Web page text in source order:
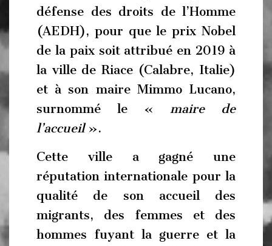
défense des droits de l’Homme
(AEDH), pour que le prix Nobel
de la paix soit attribué en 2019 à
la ville de Riace (Calabre, Italie)
et à son maire Mimmo Lucano,
surnommé le « maire de
l’accueil».
Cette ville a gagné une
réputation internationale pour la
qualité de son accueil des
migrants, des femmes et des
hommes fuyant la guerre et la